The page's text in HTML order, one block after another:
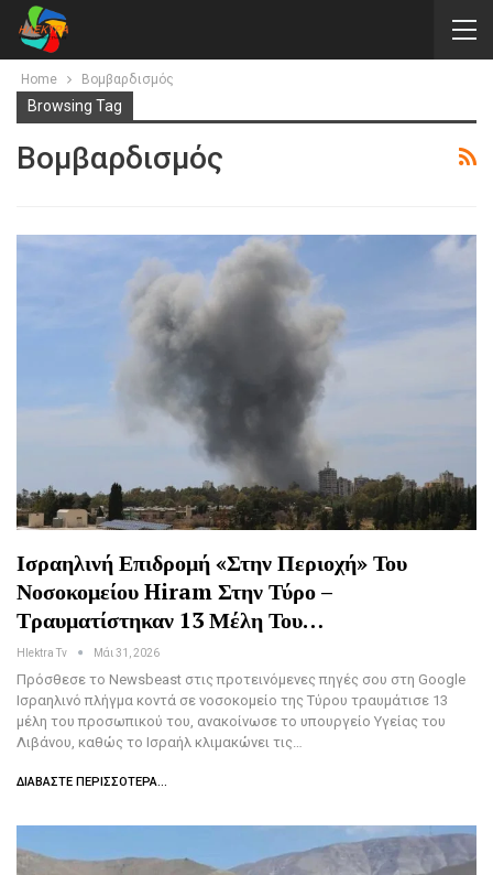
Home Βομβαρδισμός
Browsing Tag
Βομβαρδισμός
Ισραηλινή Επιδρομή «στην Περιοχή» Του
Νοσοκομείου Hiram Στην Τύρο –
Τραυματίστηκαν 13 Μέλη Του…
Hlektra Tv Μάι 31, 2026
Πρόσθεσε το Newsbeast στις προτεινόμενες πηγές σου στη Google
Ισραηλινό πλήγμα κοντά σε νοσοκομείο της Τύρου τραυμάτισε 13
μέλη του προσωπικού του, ανακοίνωσε το υπουργείο Υγείας του
Λιβάνου, καθώς το Ισραήλ κλιμακώνει τις…
ΔΙΑΒΆΣΤΕ ΠΕΡΙΣΣΌΤΕΡΑ...